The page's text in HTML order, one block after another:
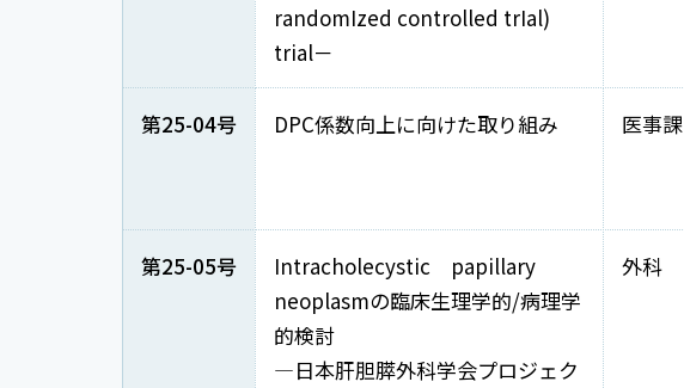
randomIzed controlled trIal)
trial－
第25-04号 DPC係数向上に向けた取り組み 医事課
第25-05号
Intracholecystic papillary
neoplasmの臨床生理学的/病理学
的検討
―日本肝胆膵外科学会プロジェク
外科